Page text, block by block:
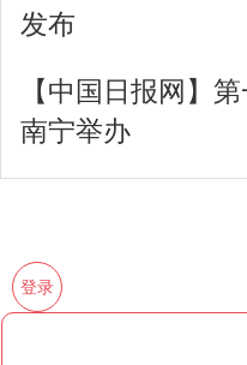
发布
【中国日报网】
南宁举办
登录